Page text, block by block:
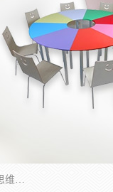
国科芯（北京）科技有限公司提供：心里沙盘、音乐放松椅、心理咨询室仪器、心理仪器、逻辑思维测试仪、皮肤电测试仪、双手协调器、双手协调测试仪、注意力集中测试仪等各种心理学仪器设备。